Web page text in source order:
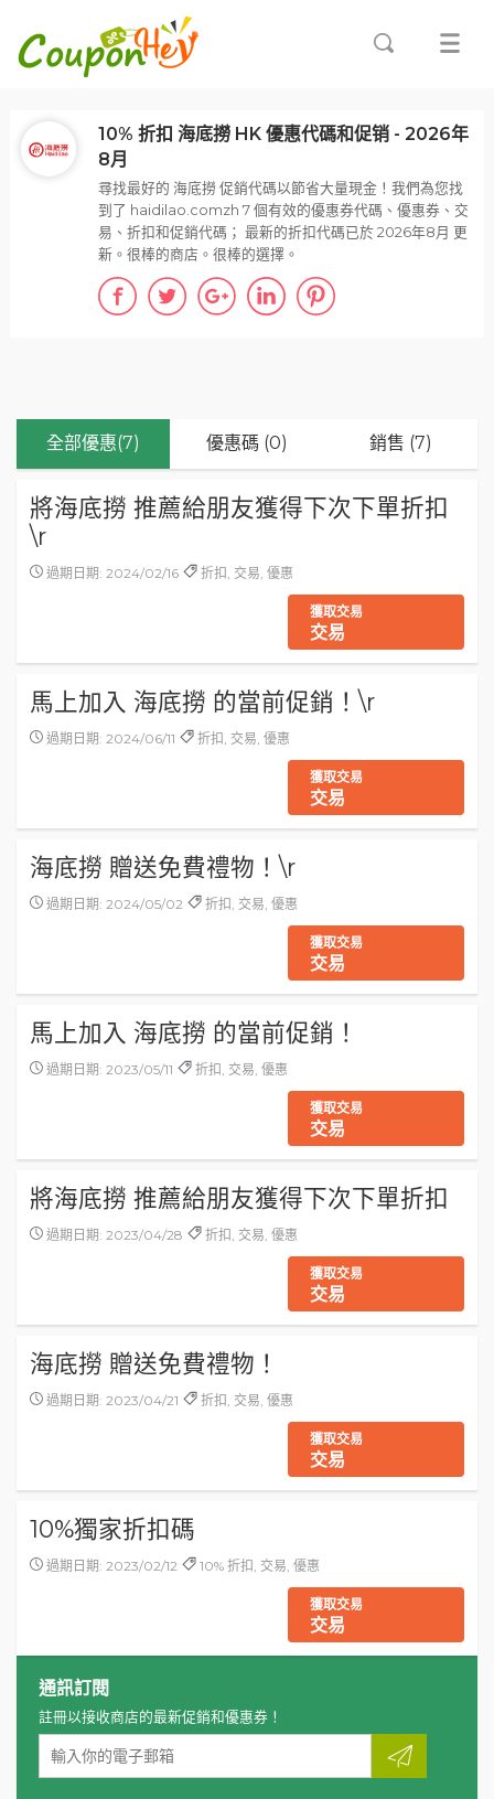
全部優惠(7) 優惠碼 (0) 銷售 (7)
將海底撈 推薦給朋友獲得下次下單折扣
\r
過期日期: 2024/02/16 折扣, 交易, 優惠
獲取交易
交易
馬上加入 海底撈 的當前促銷！\r
過期日期: 2024/06/11 折扣, 交易, 優惠
獲取交易
交易
海底撈 贈送免費禮物！\r
過期日期: 2024/05/02 折扣, 交易, 優惠
獲取交易
交易
馬上加入 海底撈 的當前促銷！
過期日期: 2023/05/11 折扣, 交易, 優惠
獲取交易
交易
將海底撈 推薦給朋友獲得下次下單折扣
過期日期: 2023/04/28 折扣, 交易, 優惠
獲取交易
交易
海底撈 贈送免費禮物！
過期日期: 2023/04/21 折扣, 交易, 優惠
獲取交易
交易
10%獨家折扣碼
過期日期: 2023/02/12 10% 折扣, 交易, 優惠
獲取交易
交易
通訊訂閱
註冊以接收商店的最新促銷和優惠券！
10% 折扣 海底撈 HK 優惠代碼和促销 - 2026年
8月
尋找最好的 海底撈 促銷代碼以節省大量現金！我們為您找
到了 haidilao.comzh 7 個有效的優惠券代碼、優惠券、交
易、折扣和促銷代碼； 最新的折扣代碼已於 2026年8月 更
新。很棒的商店。很棒的選擇。